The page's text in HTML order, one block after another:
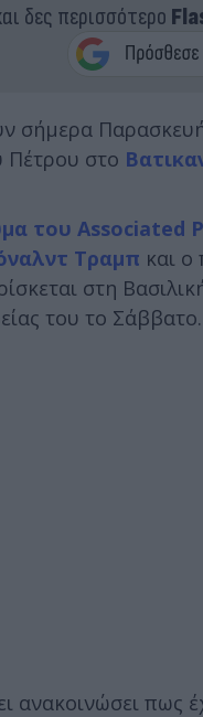
δες περισσότερο
σήμερα
Πέτρου στο
του Associated
Τραμπ και ο
στη
του το Σάββατο.
ανακοινώσει πως